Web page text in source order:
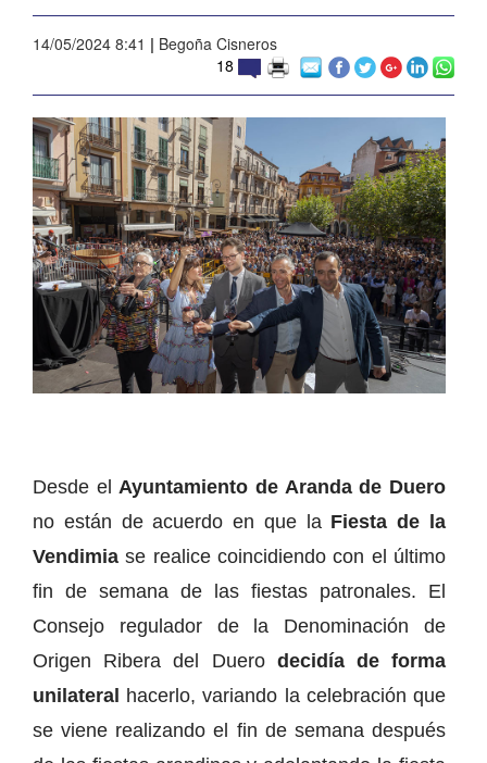
14/05/2024 8:41 | Begoña Cisneros
18
Desde el Ayuntamiento de Aranda de Duero
no están de acuerdo en que la Fiesta de la
Vendimia se realice coincidiendo con el último
fin de semana de las fiestas patronales. El
Consejo regulador de la Denominación de
Origen Ribera del Duero decidía de forma
unilateral hacerlo, variando la celebración que
se viene realizando el fin de semana después